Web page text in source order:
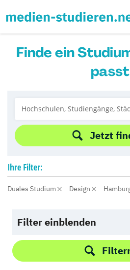
Finde ein
passt
Jetzt
Ihre Filter:
Duales Studium Design
Filter einblenden